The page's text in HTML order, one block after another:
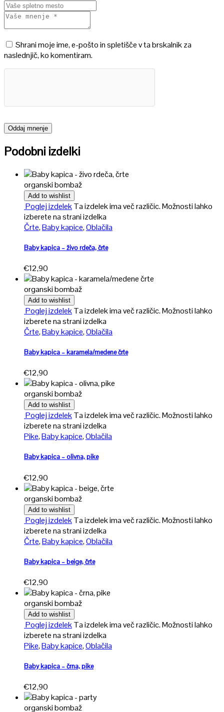
Shrani moje ime, e-pošto in spletišče v ta brskalnik za
naslednjič, ko komentiram.
Podobni izdelki
organski bombaž
Add to wishlist
Poglej izdelekTa izdelek ima več različic. Možnosti lahko
izberete na strani izdelka
Črte,Baby kapice,Oblačila
Baby kapica – živo rdeča, črte
€12,90
organski bombaž
Add to wishlist
Poglej izdelekTa izdelek ima več različic. Možnosti lahko
izberete na strani izdelka
Črte,Baby kapice,Oblačila
Baby kapica – karamela/medene črte
€12,90
organski bombaž
Add to wishlist
Poglej izdelekTa izdelek ima več različic. Možnosti lahko
izberete na strani izdelka
Pike,Baby kapice,Oblačila
Baby kapica – olivna, pike
€12,90
organski bombaž
Add to wishlist
Poglej izdelekTa izdelek ima več različic. Možnosti lahko
izberete na strani izdelka
Črte,Baby kapice,Oblačila
Baby kapica – beige, črte
€12,90
organski bombaž
Add to wishlist
Poglej izdelekTa izdelek ima več različic. Možnosti lahko
izberete na strani izdelka
Pike,Baby kapice,Oblačila
Baby kapica – črna, pike
€12,90
organski bombaž